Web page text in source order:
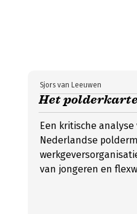
Het
Sjors van Leeuwen
Een kritische
Nederlandse
van jongeren en